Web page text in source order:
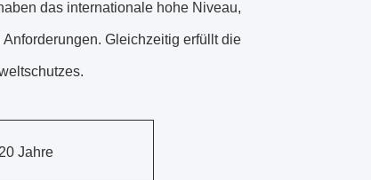
das internationale hohe Niveau,
Gleichzeitig erfüllt die
20 Jahre